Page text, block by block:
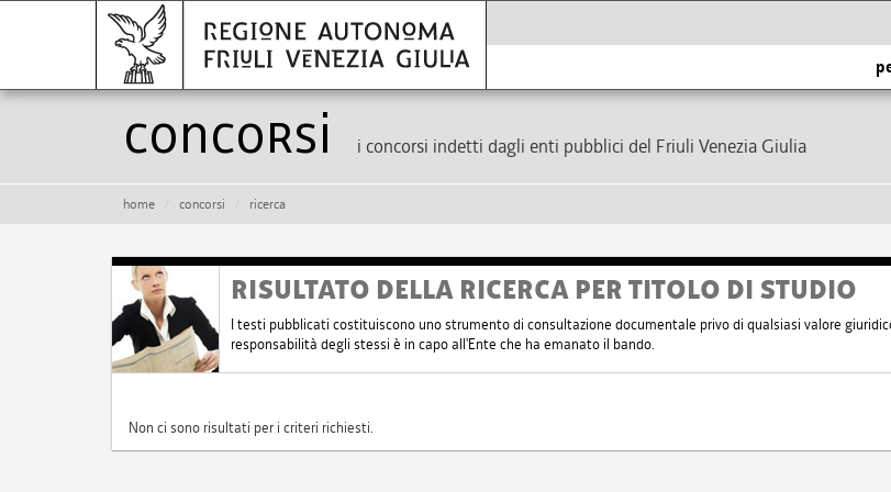
Concorsi i concorsi indetti dagli enti pubblici del Friuli Venezia Giulia
home concorsi ricerca
RISULTATO DELLA RICERCA PER TITOLO DI STUDIO
I testi pubblicati costituiscono uno strumento di consultazione documentale privo di qualsiasi valore
responsabilità degli stessi è in capo all'Ente che ha emanato il bando.
Non ci sono risultati per i criteri richiesti.